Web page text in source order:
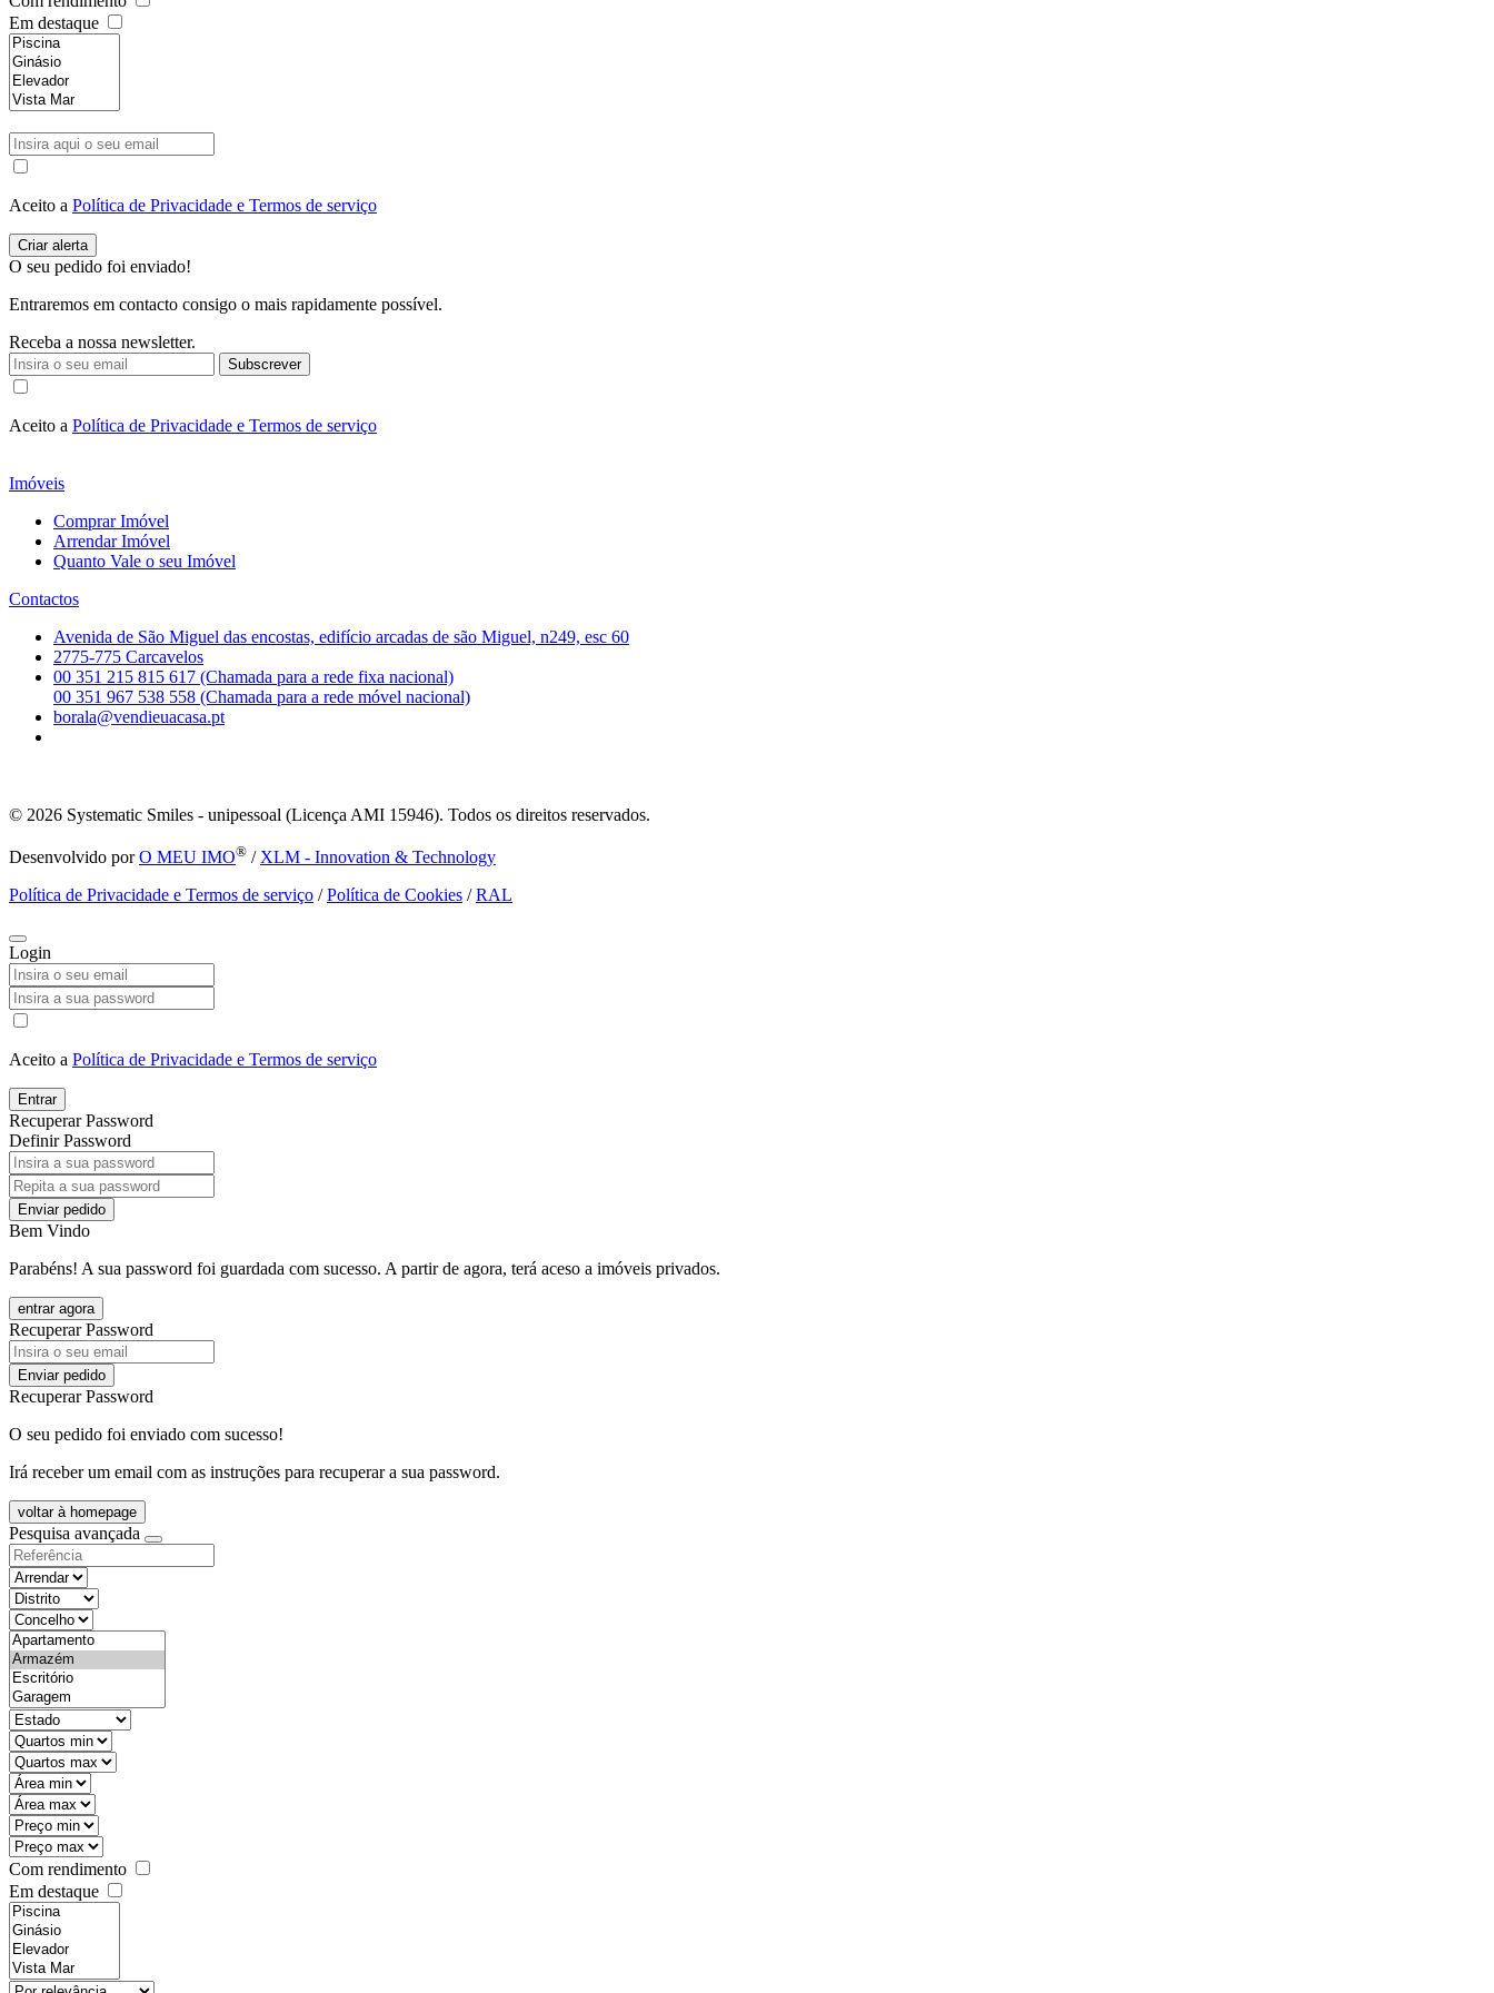
Em destaque
Aceito a Política de Privacidade e Termos de serviço
O seu pedido foi enviado!
Entraremos em contacto consigo o mais rapidamente possível.
Receba a nossa newsletter.
Subscrever
Aceito a Política de Privacidade e Termos de serviço
Imóveis
Comprar Imóvel
Arrendar Imóvel
Quanto Vale o seu Imóvel
Contactos
Avenida de São Miguel das encostas, edifício arcadas de são Miguel, n249, esc 60
2775-775 Carcavelos
00 351 215 815 617 (Chamada para a rede fixa nacional)
00 351 967 538 558 (Chamada para a rede móvel nacional)
borala@vendieuacasa.pt
© 2026 Systematic Smiles - unipessoal (Licença AMI 15946). Todos os direitos reservados.
Desenvolvido porO MEU IMO® / XLM - Innovation & Technology
Política de Privacidade e Termos de serviço /Política de Cookies /RAL
Login
Aceito a Política de Privacidade e Termos de serviço
Entrar
Recuperar Password
Definir Password
Enviar pedido
Bem Vindo
Parabéns! A sua password foi guardada com sucesso. A partir de agora, terá aceso a imóveis privados.
entrar agora
Recuperar Password
Enviar pedido
Recuperar Password
O seu pedido foi enviado com sucesso!
Irá receber um email com as instruções para recuperar a sua password.
voltar à homepage
Pesquisa avançada
objective
districtId
countyId
types
state
mintypo
maxtypo
minarea
maxarea
minprice
maxprice
Com rendimento
Em destaque
features